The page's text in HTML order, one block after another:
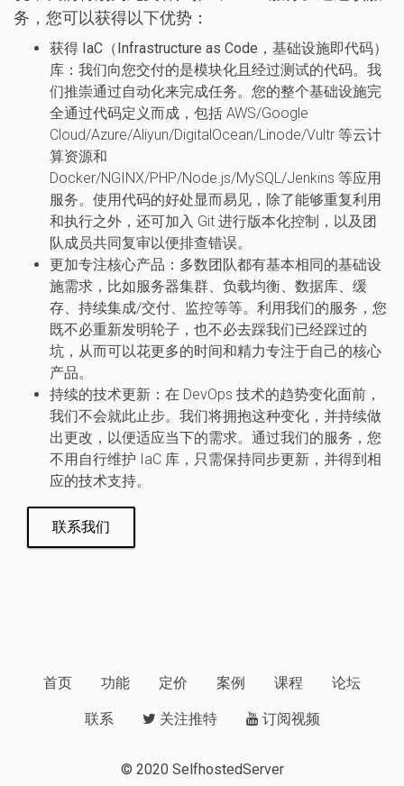
务，您可以获得以下优势：
获得 IaC（Infrastructure as Code，基础设施即代码）
库 ：我们向您交付的是模块化且经过测试的代码。我
们推崇通过自动化来完成任务。您的整个基础设施完
全通过代码定义而成，包括 AWS/Google
Cloud/Azure/Aliyun/DigitalOcean/Linode/Vultr 等云计
算资源和
Docker/NGINX/PHP/Node.js/MySQL/Jenkins 等应用
服务。使用代码的好处显而易见，除了能够重复利用
和执行之外，还可加入 Git 进行版本化控制，以及团
队成员共同复审以便排查错误。
更加专注核心产品 ：多数团队都有基本相同的基础设
施需求，比如服务器集群、负载均衡、数据库、缓
存、持续集成/交付、监控等等。利用我们的服务，您
既不必重新发明轮子，也不必去踩我们已经踩过的
坑，从而可以花更多的时间和精力专注于自己的核心
产品。
持续的技术更新 ：在 DevOps 技术的趋势变化面前，
我们不会就此止步。我们将拥抱这种变化，并持续做
出更改，以便适应当下的需求。通过我们的服务，您
不用自行维护 IaC 库，只需保持同步更新，并得到相
应的技术支持。
联系我们
首页 功能 定价 案例 课程 论坛
联系 关注推特 订阅视频
© 2020 SelfhostedServer